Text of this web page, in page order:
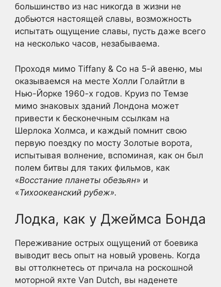
большинство из нас никогда в жизни не
добьются настоящей славы, возможность
испытать ощущение славы, пусть даже всего
на несколько часов, незабываема.
Проходя мимо Tiffany & Co на 5-й авеню, мы
оказываемся на месте Холли Голайтли в
Нью-Йорке 1960-х годов. Круиз по Темзе
мимо знаковых зданий Лондона может
привести к бесконечным ссылкам на
Шерлока Холмса, и каждый помнит свою
первую поездку по мосту Золотые ворота,
испытывая волнение, вспоминая, как он был
полем битвы для таких фильмов, как
«Восстание планеты обезьян» и
«Тихоокеанский рубеж».
Лодка, как у Джеймса Бонда
Переживание острых ощущений от боевика
выводит весь опыт на новый уровень. Когда
вы оттолкнетесь от причала на роскошной
моторной яхте Van Dutch, вы наденете